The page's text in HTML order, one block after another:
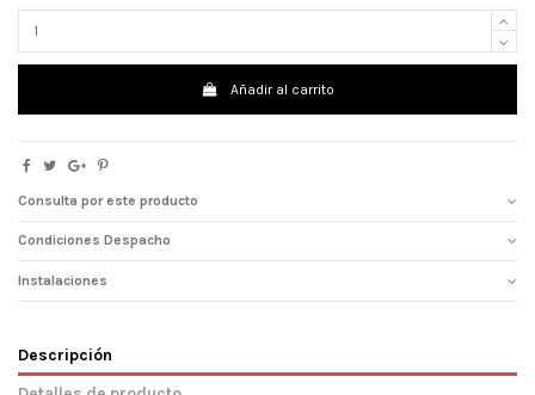
Añadir al carrito
Consulta por este producto
Condiciones Despacho
Instalaciones
Descripción